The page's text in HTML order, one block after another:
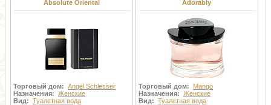
Absolute Oriental
Торговый дом: Angel Schlesser
Назначения: Женские
Вид: Туалетная вода
Adorably
Торговый дом: Mango
Назначения: Женские
Вид: Туалетная вода